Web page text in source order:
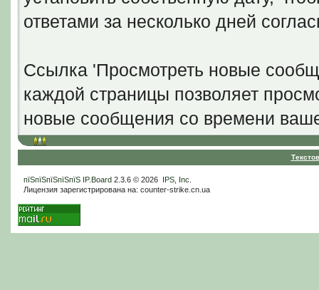
ответами за несколько дней
Ссылка 'Просмотреть новые
каждой страницы позволяет
новые сообщения со времени
пїЅпїЅпїЅпїЅпїЅ IP.Board2.3.6 © 2026 IPS, Inc
Лицензия зарегистрирована на: counter-strike.cn.ua